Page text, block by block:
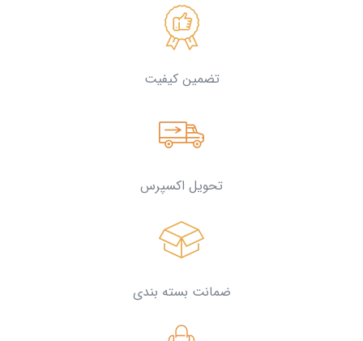
تضمین کیفیت
تحویل اکسپرس
ضمانت بسته بندی